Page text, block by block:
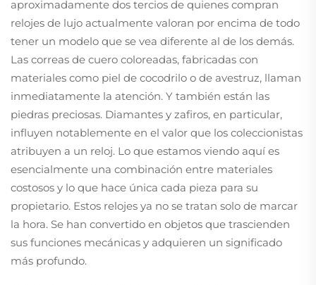
aproximadamente dos tercios de quienes compran
relojes de lujo actualmente valoran por encima de todo
tener un modelo que se vea diferente al de los demás.
Las correas de cuero coloreadas, fabricadas con
materiales como piel de cocodrilo o de avestruz, llaman
inmediatamente la atención. Y también están las
piedras preciosas. Diamantes y zafiros, en particular,
influyen notablemente en el valor que los coleccionistas
atribuyen a un reloj. Lo que estamos viendo aquí es
esencialmente una combinación entre materiales
costosos y lo que hace única cada pieza para su
propietario. Estos relojes ya no se tratan solo de marcar
la hora. Se han convertido en objetos que trascienden
sus funciones mecánicas y adquieren un significado
más profundo.